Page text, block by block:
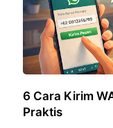
6 Cara Kirim
Praktis